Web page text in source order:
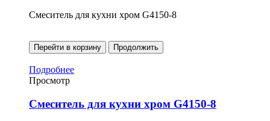
Смеситель для кухни хром G4150-8
Перейти в корзину Продолжить
Подробнее
Просмотр
Смеситель для кухни хром G4150-8